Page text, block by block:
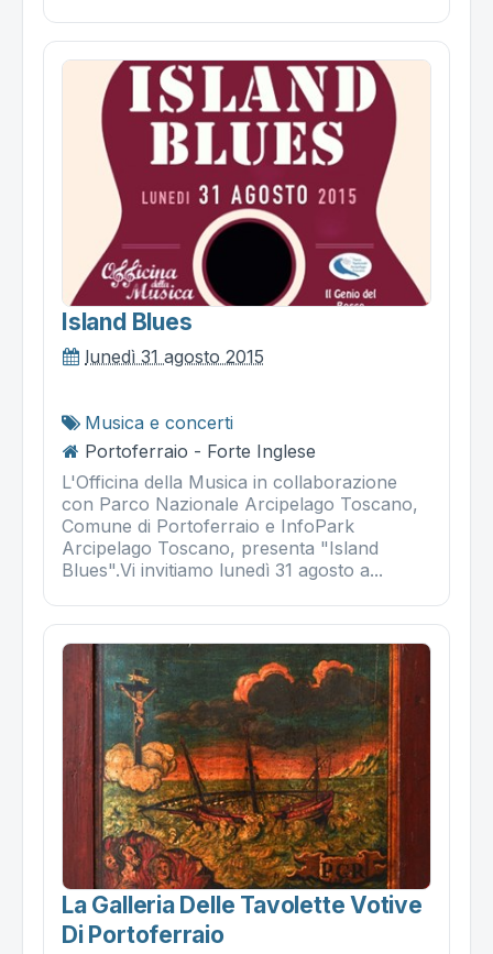
Island Blues
lunedì 31 agosto 2015
Musica e concerti
Portoferraio - Forte Inglese
L'Officina della Musica in collaborazione
con Parco Nazionale Arcipelago Toscano,
Comune di Portoferraio e InfoPark
Arcipelago Toscano, presenta "Island
Blues".Vi invitiamo lunedì 31 agosto a...
La Galleria Delle Tavolette Votive
Di Portoferraio